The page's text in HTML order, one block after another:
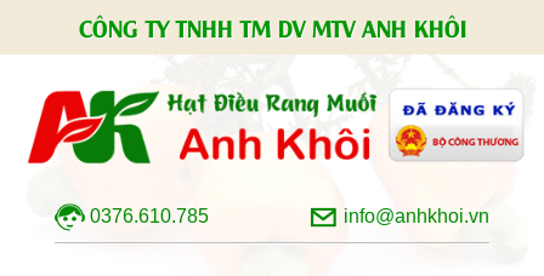
CÔNG TY TNHH TM DV MTV ANH KHÔI
0376.610.785 info@anhkhoi.vn